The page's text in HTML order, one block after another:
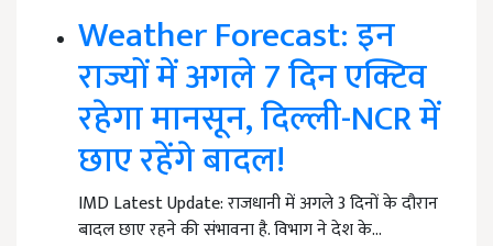
Weather Forecast: इन
राज्यों में अगले 7 दिन एक्टिव
रहेगा मानसून, दिल्ली-NCR में
छाए रहेंगे बादल!
IMD Latest Update: राजधानी में अगले 3 दिनों के दौरान
बादल छाए रहने की संभावना है. विभाग ने देश के…